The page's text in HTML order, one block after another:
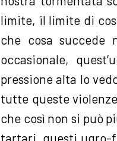
limite, il limite di
che cosa
occasionale,
pressione alta lo
tutte queste
che così non si può
tartari, questi ugro-